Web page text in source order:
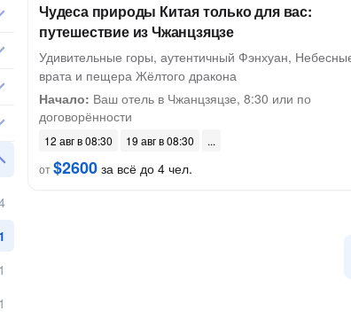
Чудеса природы Китая только для вас:
путешествие из Чжанцзяцзе
Удивительные горы, аутентичный Фэнхуан,
врата и пещера Жёлтого дракона
Начало: Ваш отель в Чжанцзяцзе, 8:30 или по
договорённости
12 авг в 08:30
19 авг в 08:30
от$2600 за всё до 4 чел.